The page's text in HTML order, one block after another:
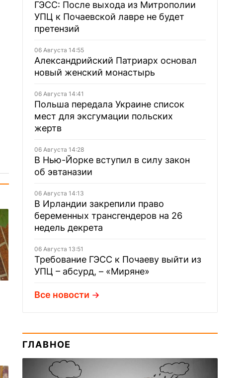
ГЭСС: После выхода из Митрополии
УПЦ к Почаевской лавре не будет
претензий
06 Августа 14:55
Александрийский Патриарх основал
новый женский монастырь
06 Августа 14:41
Польша передала Украине список
мест для эксгумации польских
жертв
06 Августа 14:28
В Нью-Йорке вступил в силу закон
об эвтаназии
06 Августа 14:13
В Ирландии закрепили право
беременных трансгендеров на 26
недель декрета
06 Августа 13:51
Требование ГЭСС к Почаеву выйти из
УПЦ – абсурд, – «Миряне»
Все новости
ГЛАВНОЕ